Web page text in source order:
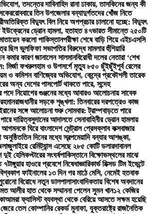
তদন্তের দাবিনাহিদ রানা ঢাকায়, তাসকিনের জন্য কী
রোববারে তিন উপজেলার বন্যাদুর্গতদের খোঁজ নিতে
অতিরিক্ত বিদ্যুৎ বিল নিয়ে অপপ্রচার চালানো হচ্ছে: বিদ্যুৎ
ইউক্রেনের ড্রোন হামলা, হতাহত ৪৭ভারত সীমান্তে ২৫০টি
করলো পাকিস্তানপরীক্ষা শেষে বাড়ি গিয়ে এইচএসসি
ছিল ভুলফিফা সভাপতির বিরুদ্ধে মামলার হুঁশিয়ারি
কমার কারণ জানালেন সালমানবিরোধী দলের নেতারা ‘শেখ
মির্জা ফখরুলহাম ও উপসর্গে মৃত্যু ৮৫০ ছুঁইছুঁইপূর্ব রেলের
ও কমিশন বাণিজ্যের অভিযোগ, কেন্দ্রে প্রকৌশলী তারেক
অন্য দেশের পাসপোর্ট থাকতে পারে, সন্দেহ
পদে নিয়োগের গুঞ্জনের মধ্যে আবারও আলোচনায় সাবেক
রাজধানীর সড়কে শৃঙ্খলা: তিনবারের দরপত্রেও কাজ
সঙ্গে আলোচনা শুরু সোমবার: ট্রাম্পবাড়তে পারে
দায়িত্বসুদানের আদালতে সেনাবাহিনীর ড্রোন হামলায়
আগমনকে ঘিরে বাংলাদেশ সেন্ট্রাল প্রেসক্লাব কক্সবাজার
অনুষ্ঠিততিন দিনের মধ্যে স্বল্পমেয়াদি বন্যার আশঙ্কা,
জুলাইয়ে রেমিট্যান্স এসেছে ২৮৫ কোটি ডলারদাবানল
হেলিকপ্টারের সংঘর্ষপাকিস্তানে বিক্ষোভস্থলের মাঝে
৭টাঙ্গুয়ার হাওরে প্রবেশে নিষেধাজ্ঞারিকার্ভ মিক্সড টিম ইভেন্টে
ফাইনালের ১৩ দিন পর মাঠে মেসি, নেমেই হতবাক
বিরোধে নতুন ডালপালাসাংবাদিকতায় বিশেষ অবদানের
আলীর হাত থেকে সম্মাননা পেলেন সুমন খান১২ কেজির
আমরা ফ্যাসিস্ট ব্যবস্থা থেকে বেরিয়ে আসতে সক্ষম হয়েছি
তেল কোম্পানির রেকর্ড মুনাফা, যুক্তরাষ্ট্রে রাজনৈতিক